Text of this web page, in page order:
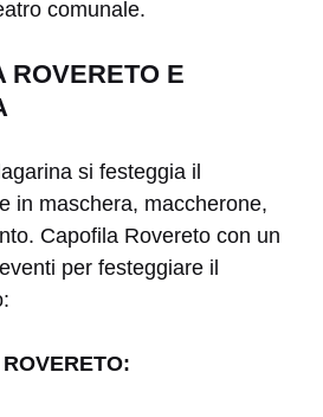
comunale.
ROVERETO E
si festeggia il
in maschera, maccherone,
Capofila Rovereto con un
per festeggiare il